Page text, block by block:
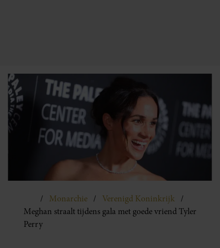
Monarchie
Verenigd Koninkrijk
Meghan straalt tijdens gala met goede vriend Tyler
Perry